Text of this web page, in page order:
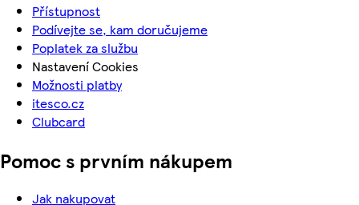
Přístupnost
Podívejte se, kam doručujeme
Poplatek za službu
Nastavení Cookies
Možnosti platby
itesco.cz
Clubcard
Pomoc s prvním nákupem
Jak nakupovat